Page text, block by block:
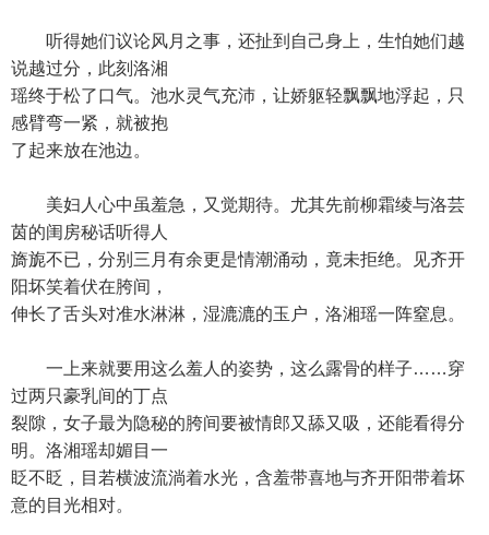
听得她们议论风月之事，还扯到自己身上，生怕她们越
说越过分，此刻洛湘
瑶终于松了口气。池水灵气充沛，让娇躯轻飘飘地浮起，只
感臂弯一紧，就被抱
了起来放在池边。
美妇人心中虽羞急，又觉期待。尤其先前柳霜绫与洛芸
茵的闺房秘话听得人
旖旎不已，分别三月有余更是情潮涌动，竟未拒绝。见齐开
阳坏笑着伏在胯间，
伸长了舌头对准水淋淋，湿漉漉的玉户，洛湘瑶一阵窒息。
一上来就要用这么羞人的姿势，这么露骨的样子……穿
过两只豪乳间的丁点
裂隙，女子最为隐秘的胯间要被情郎又舔又吸，还能看得分
明。洛湘瑶却媚目一
眨不眨，目若横波流淌着水光，含羞带喜地与齐开阳带着坏
意的目光相对。